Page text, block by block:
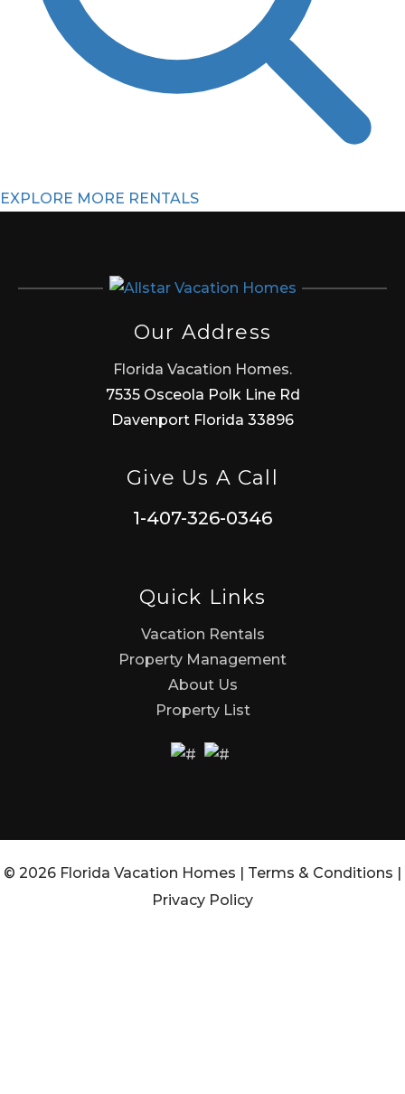
EXPLORE MORE RENTALS
Our Address
Florida Vacation Homes.
7535 Osceola Polk Line Rd
Davenport Florida 33896
Give Us A Call
1-407-326-0346
Quick Links
Vacation Rentals
Property Management
About Us
Property List
© 2026 Florida Vacation Homes | Terms & Conditions |
Privacy Policy